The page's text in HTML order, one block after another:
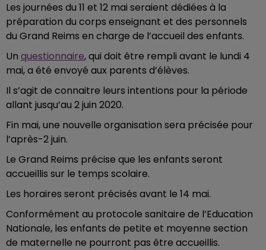
Les journées du 11 et 12 mai seraient dédiées à la
préparation du corps enseignant et des personnels
du Grand Reims en charge de l’accueil des enfants.
Un questionnaire, qui doit être rempli avant le lundi 4
mai, a été envoyé aux parents d’élèves.
Il s’agit de connaitre leurs intentions pour la période
allant jusqu’au 2 juin 2020.
Fin mai, une nouvelle organisation sera précisée pour
l’après-2 juin.
Le Grand Reims précise que les enfants seront
accueillis sur le temps scolaire.
Les horaires seront précisés avant le 14 mai.
Conformément au protocole sanitaire de l’Education
Nationale, les enfants de petite et moyenne section
de maternelle ne pourront pas être accueillis.